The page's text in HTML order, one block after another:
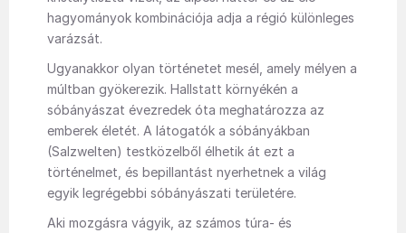
hagyományok kombinációja adja a régió különleges
varázsát.
Ugyanakkor olyan történetet mesél, amely mélyen a
múltban gyökerezik. Hallstatt környékén a
sóbányászat évezredek óta meghatározza az
emberek életét. A látogatók a sóbányákban
(Salzwelten) testközelből élhetik át ezt a
történelmet, és bepillantást nyerhetnek a világ
egyik legrégebbi sóbányászati területére.
Aki mozgásra vágyik, az számos túra- és